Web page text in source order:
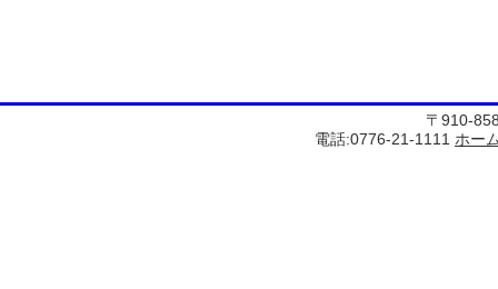
〒910-
電話:0776-21-1111 ホー